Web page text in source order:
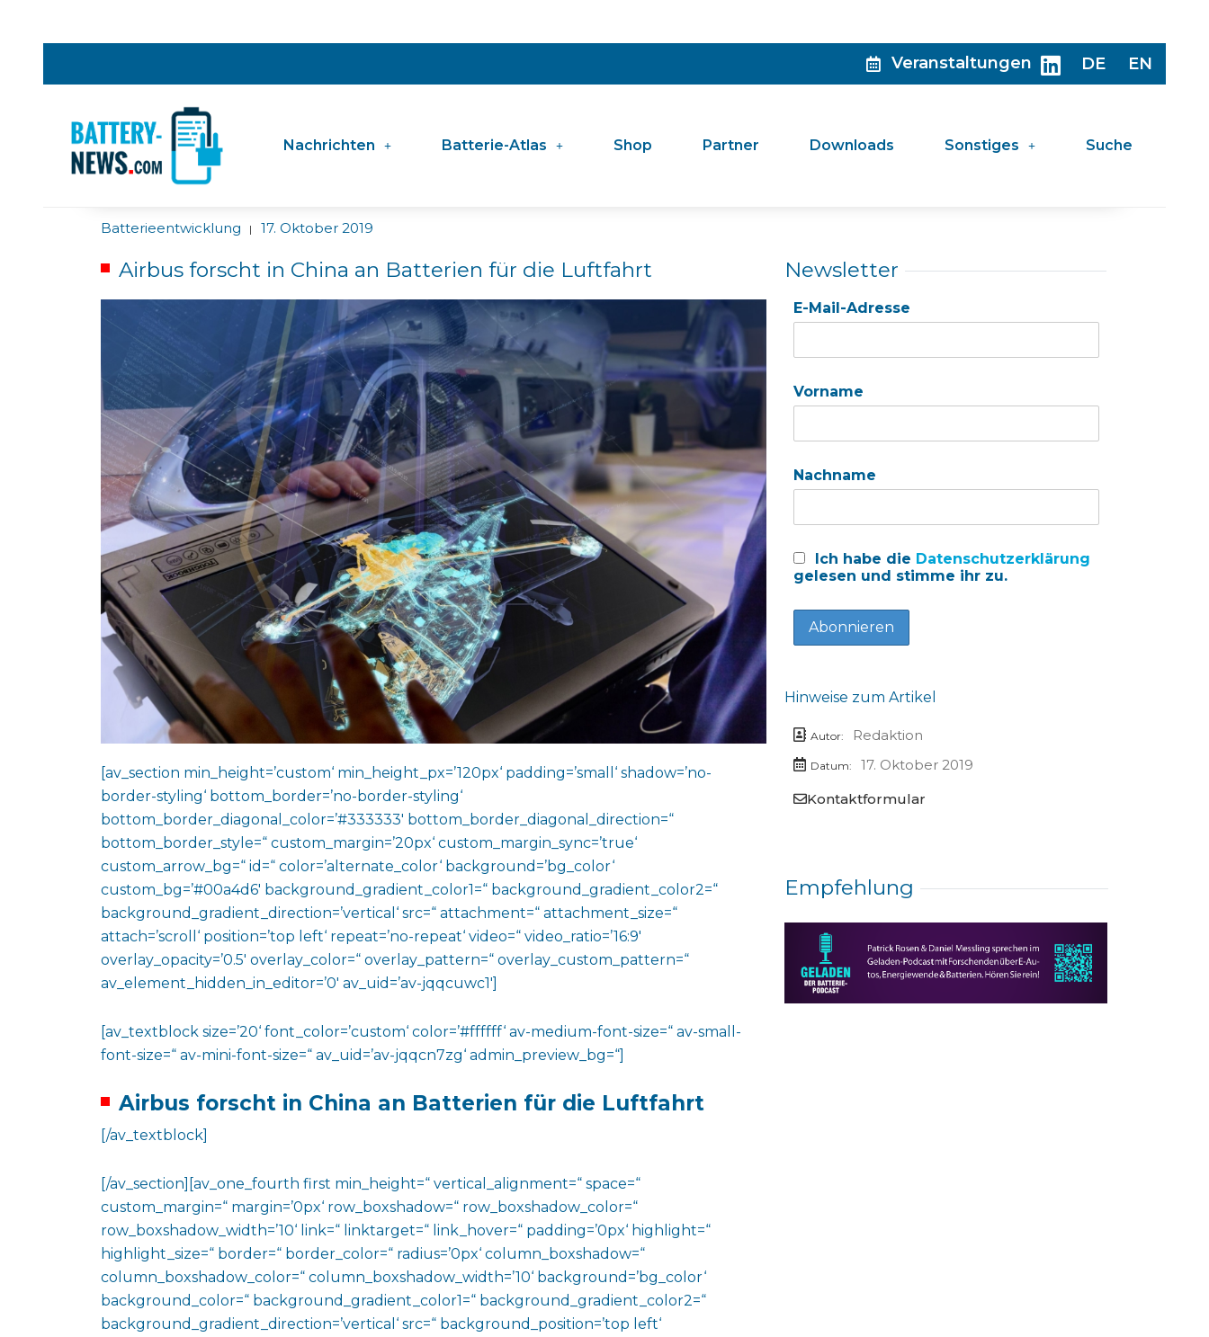
Veranstaltungen DE EN
Nachrichten Batterie-Atlas Shop Partner Downloads Sonstiges Suche
Batterieentwicklung | 17. Oktober 2019
Airbus forscht in China an Batterien für die Luftfahrt
[av_section min_height=’custom‘ min_height_px=’120px‘ padding=’small‘ shadow=’no-
border-styling‘ bottom_border=’no-border-styling‘
bottom_border_diagonal_color=’#333333′ bottom_border_diagonal_direction=“
bottom_border_style=“ custom_margin=’20px‘ custom_margin_sync=’true‘
custom_arrow_bg=“ id=“ color=’alternate_color‘ background=’bg_color‘
custom_bg=’#00a4d6′ background_gradient_color1=“ background_gradient_color2=“
background_gradient_direction=’vertical‘ src=“ attachment=“ attachment_size=“
attach=’scroll‘ position=’top left‘ repeat=’no-repeat‘ video=“ video_ratio=’16:9′
overlay_opacity=’0.5′ overlay_color=“ overlay_pattern=“ overlay_custom_pattern=“
av_element_hidden_in_editor=’0′ av_uid=’av-jqqcuwc1′]
[av_textblock size=’20‘ font_color=’custom‘ color=’#ffffff‘ av-medium-font-size=“ av-small-
font-size=“ av-mini-font-size=“ av_uid=’av-jqqcn7zg‘ admin_preview_bg=“]
Airbus forscht in China an Batterien für die Luftfahrt
[/av_textblock]
[/av_section][av_one_fourth first min_height=“ vertical_alignment=“ space=“
custom_margin=“ margin=’0px‘ row_boxshadow=“ row_boxshadow_color=“
row_boxshadow_width=’10‘ link=“ linktarget=“ link_hover=“ padding=’0px‘ highlight=“
highlight_size=“ border=“ border_color=“ radius=’0px‘ column_boxshadow=“
column_boxshadow_color=“ column_boxshadow_width=’10‘ background=’bg_color‘
background_color=“ background_gradient_color1=“ background_gradient_color2=“
background_gradient_direction=’vertical‘ src=“ background_position=’top left‘
Newsletter
E-Mail-Adresse
Vorname
Nachname
Ich habe die Datenschutzerklärung
gelesen und stimme ihr zu.
Hinweise zum Artikel
Autor: Redaktion
Datum:
17. Oktober 2019
Kontaktformular
Empfehlung